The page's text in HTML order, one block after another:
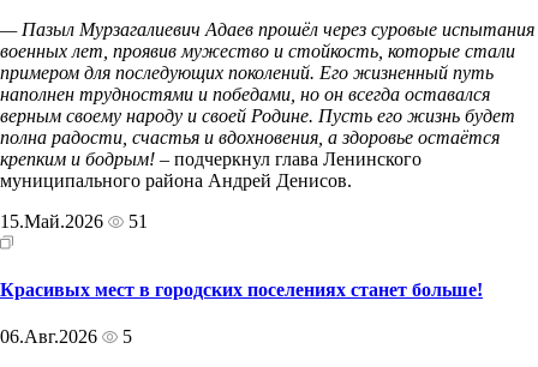
— Пазыл Мурзагалиевич Адаев прошёл через суровые испытания
военных лет, проявив мужество и стойкость, которые стали
примером для последующих поколений. Его жизненный путь
наполнен трудностями и победами, но он всегда оставался
верным своему народу и своей Родине. Пусть его жизнь будет
полна радости, счастья и вдохновения, а здоровье остаётся
крепким и бодрым! – подчеркнул глава Ленинского
муниципального района Андрей Денисов.
15.Май.2026
51
Красивых мест в городских поселениях станет больше!
06.Авг.2026 5